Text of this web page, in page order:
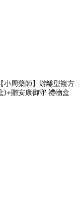
小周藥師】游離型複方
)+贈安康御守 禮物盒